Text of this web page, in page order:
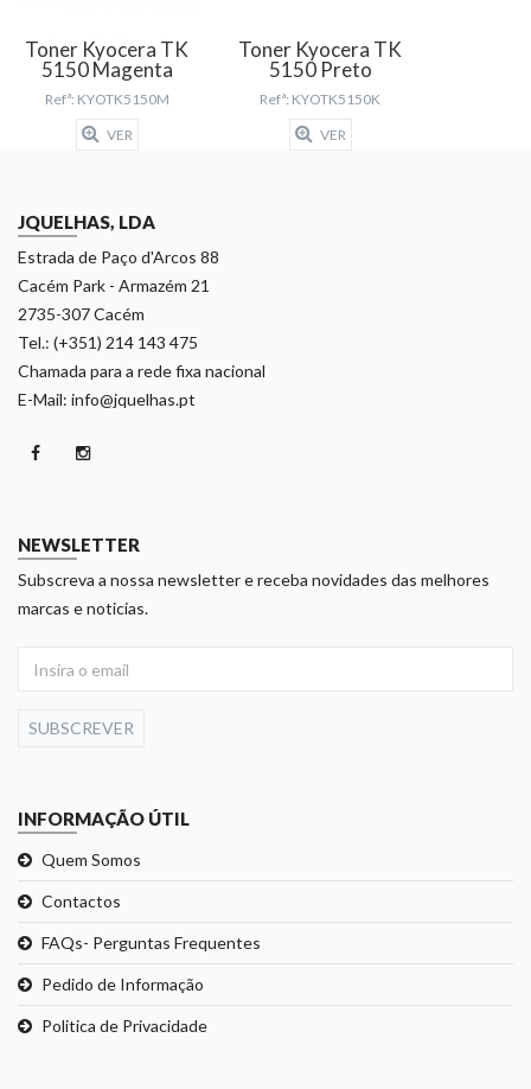
Toner Kyocera TK
5150 Magenta
Refª: KYOTK5150M
VER
Toner Kyocera TK
5150 Preto
Refª: KYOTK5150K
VER
JQUELHAS, LDA
Estrada de Paço d'Arcos 88
Cacém Park - Armazém 21
2735-307 Cacém
Tel.: (+351) 214 143 475
Chamada para a rede fixa nacional
E-Mail: info@jquelhas.pt
NEWSLETTER
Subscreva a nossa newsletter e receba novidades das melhores
marcas e noticias.
SUBSCREVER
INFORMAÇÃO ÚTIL
Quem Somos
Contactos
FAQs- Perguntas Frequentes
Pedido de Informação
Politica de Privacidade